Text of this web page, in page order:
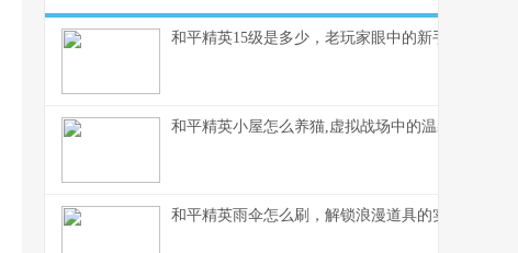
和平精英15级是多少，老玩家眼中的新手门槛
和平精英小屋怎么养猫,虚拟战场中的温馨陪伴,副
和平精英雨伞怎么刷，解锁浪漫道具的实战指南